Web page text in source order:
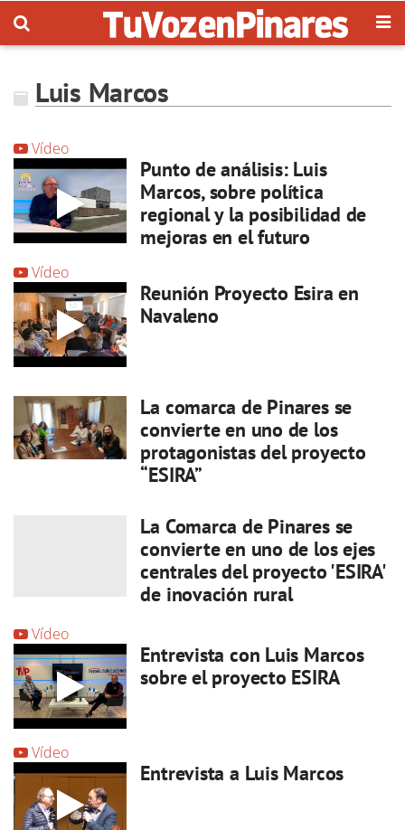
Luis Marcos
Vídeo
Punto de análisis: Luis
Marcos, sobre política
regional y la posibilidad de
mejoras en el futuro
Vídeo
Reunión Proyecto Esira en
Navaleno
La comarca de Pinares se
convierte en uno de los
protagonistas del proyecto
“ESIRA”
La Comarca de Pinares se
convierte en uno de los ejes
centrales del proyecto 'ESIRA'
de inovación rural
Vídeo
Entrevista con Luis Marcos
sobre el proyecto ESIRA
Vídeo
Entrevista a Luis Marcos